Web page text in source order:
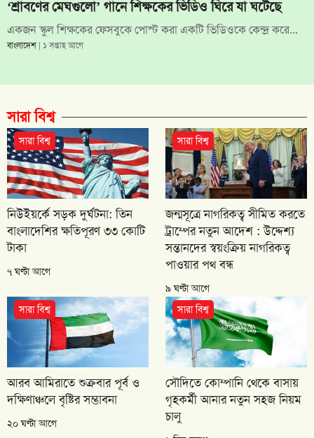
‘শ্রাবণের মেঘগুলো’ গানে শিক্ষকের ভিডিও ঘিরে যা ঘটেছে
একজন স্কুল শিক্ষকের ফেসবুকে পোস্ট করা একটি ভিডিওকে কেন্দ্র করে...
বাংলাদেশ | ১ সপ্তাহ আগে
সারা বিশ্ব
সারা বিশ্ব
নিউইয়র্কে সড়ক দুর্ঘটনা: তিন
বাংলাদেশির ক্ষতিপূরণ ৩৩ কোটি
টাকা
৭ ঘণ্টা আগে
সারা বিশ্ব
জন্মসূত্রে নাগরিকত্ব সীমিত করতে
ট্রাম্পের নতুন আদেশ : উদ্দেশ্য
সন্তানদের স্বয়ংক্রিয় নাগরিকত্ব
পাওয়ার পথ বন্ধ
৯ ঘণ্টা আগে
সারা বিশ্ব
আরব আমিরাতে শুক্রবার পূর্ব ও
দক্ষিণাঞ্চলে বৃষ্টির সম্ভাবনা
২০ ঘণ্টা আগে
সারা বিশ্ব
সৌদিতে কোম্পানি থেকে বাসায়
গৃহকর্মী আনার নতুন সহজ নিয়ম
চালু